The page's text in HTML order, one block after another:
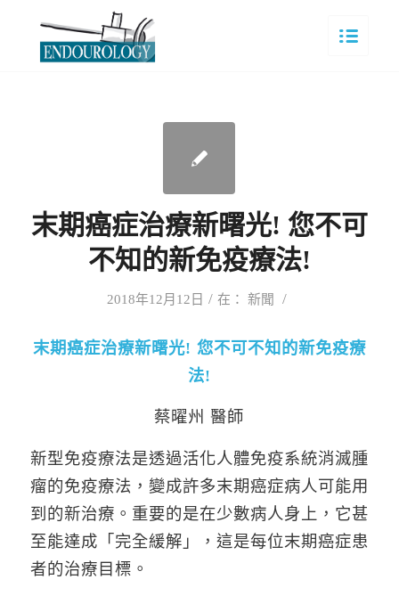
末期癌症治療新曙光! 您不可
不知的新免疫療法!
2018年12月12日 / 在：新聞 /
末期癌症治療新曙光! 您不可不知的新免疫療
法!
蔡曜州 醫師
新型免疫療法是透過活化人體免疫系統消滅腫
瘤的免疫療法，變成許多末期癌症病人可能用
到的新治療。重要的是在少數病人身上，它甚
至能達成「完全緩解」，這是每位末期癌症患
者的治療目標。